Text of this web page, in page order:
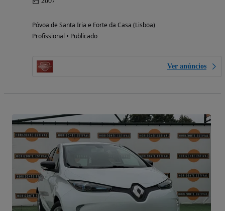
Póvoa de Santa Iria e Forte da Casa (Lisboa)
Profissional • Publicado
Ver anúncios